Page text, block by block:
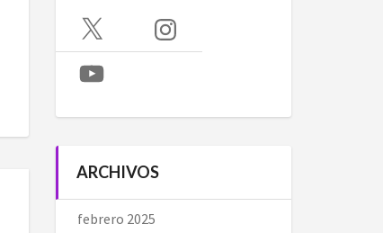
X Instagram
YouTube
ARCHIVOS
febrero 2025